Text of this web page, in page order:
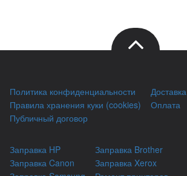
Политика конфиденциальности
Правила хранения куки (cookies)
Публичный договор
Доставка
Оплата
Заправка HP
Заправка Canon
Заправка Brother
Заправка Xerox